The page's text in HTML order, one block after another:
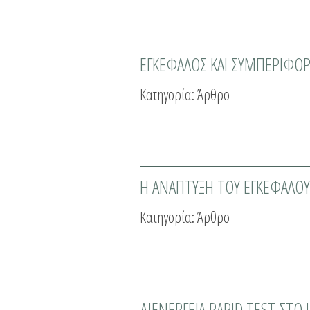
ΕΓΚΕΦΑΛΟΣ ΚΑΙ
Κατηγορία:Άρθρο
Η ΑΝΑΠΤΥΞΗ ΤΟΥ ΕΓΚΕΦΑΛΟΥ
Κατηγορία:Άρθρο